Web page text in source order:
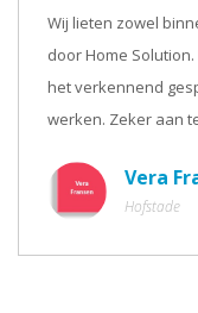
Wij lieten zowel
door Home
het verkennend
werken. Zeker aan
Vera
Hofstade